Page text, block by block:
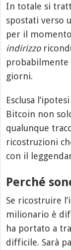
In totale si
spostati verso
per il
indirizzo
probabilmente
giorni.
Esclusa l’ipotesi
Bitcoin non
qualunque
ricostruzioni
con il
Perché
Se ricostruire
milionario è
ha portato a
difficile. Sarà